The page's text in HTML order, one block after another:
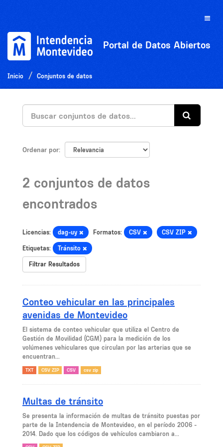
Toggle
Portal de Datos Abiertos
Inicio Conjuntos de datos
Ordenar por
2 conjuntos de datos
encontrados
Licencias: dag-uy Formatos: CSV CSV ZIP
Etiquetas: Tránsito
Filtrar Resultados
Conteo vehicular en las principales
avenidas de Montevideo
El sistema de conteo vehicular que utiliza el Centro de
Gestión de Movilidad (CGM) para la medición de los
volúmenes vehiculares que circulan por las arterias que se
encuentran...
TXT CSV ZIP CSV csv zip
Multas de tránsito
Se presenta la información de multas de tránsito puestas por
parte de la Intendencia de Montevideo, en el período 2006 -
2014. Dado que los códigos de vehículos cambiaron a...